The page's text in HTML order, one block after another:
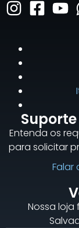
Entenda os
para solicitar
Falar
Nossa loja